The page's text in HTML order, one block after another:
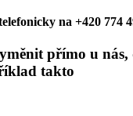
na +420 774
přímo u nás,
takto